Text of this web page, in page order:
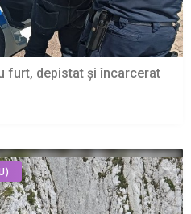
furt, depistat și încarcerat